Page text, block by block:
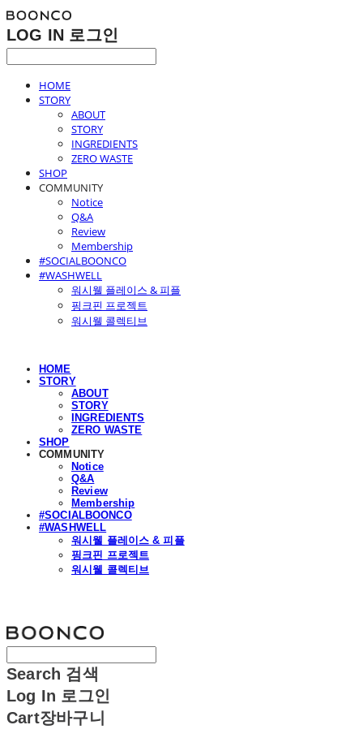
LOG IN 로그인
HOME
STORY
ABOUT
STORY
INGREDIENTS
ZERO WASTE
SHOP
COMMUNITY
Notice
Q&A
Review
Membership
#SOCIALBOONCO
#WASHWELL
워시웰 플레이스 & 피플
핑크핀 프로젝트
워시웰 콜렉티브
HOME
STORY
ABOUT
STORY
INGREDIENTS
ZERO WASTE
SHOP
COMMUNITY
Notice
Q&A
Review
Membership
#SOCIALBOONCO
#WASHWELL
워시웰 플레이스 & 피플
핑크핀 프로젝트
워시웰 콜렉티브
Search 검색
Log In 로그인
Cart장바구니